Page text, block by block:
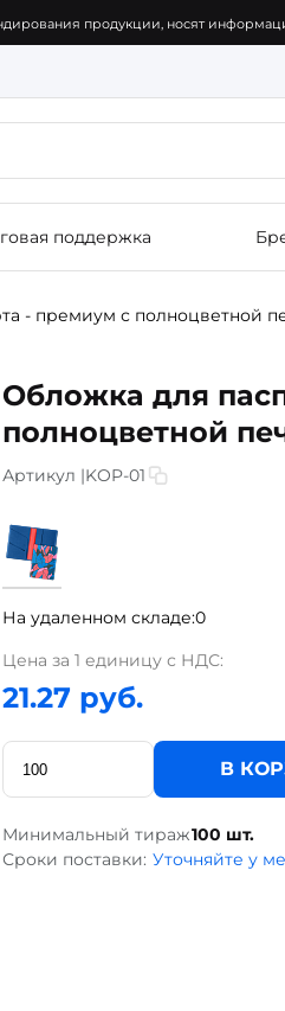
продукции, носят
поддержка
- премиум с полноцветной
Обложка для
полноцветной
Артикул |KOP-01
На удаленном складе:0
Цена за 1 единицу с НДС:
21.27 руб.
В
Минимальный тираж100 шт.
Сроки поставки: Уточняйте у